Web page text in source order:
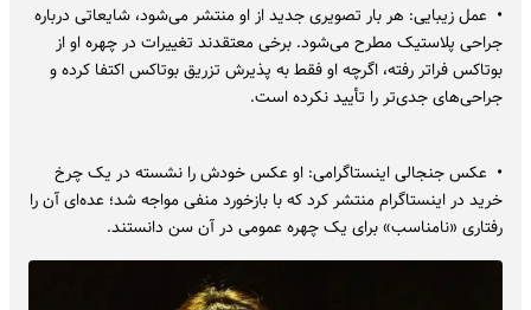
• عمل زیبایی: هر بار تصویری جدید از او منتشر می‌شود، شایعاتی درباره
جراحی پلاستیک مطرح می‌شود. برخی معتقدند تغییرات در چهره او از
بوتاکس فراتر رفته، اگرچه او فقط به پذیرش تزریق بوتاکس اکتفا کرده و
جراحی‌های جدی‌تر را تأیید نکرده است.
• عکس جنجالی اینستاگرامی: او عکس خودش را نشسته در یک چرخ
خرید در اینستاگرام منتشر کرد که با بازخورد منفی مواجه شد؛ عده‌ای آن را
رفتاری «نامناسب» برای یک چهره عمومی در آن سن دانستند.